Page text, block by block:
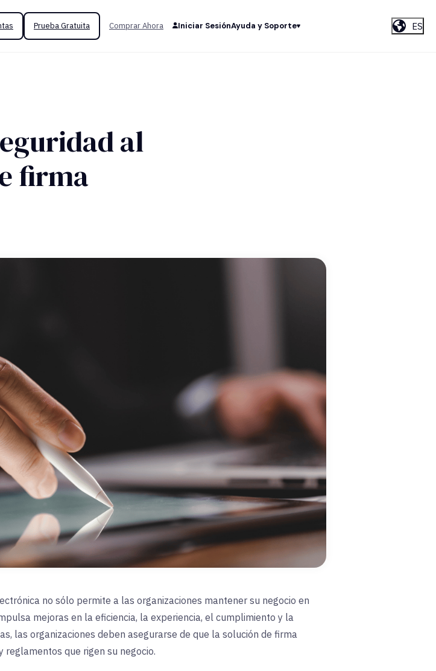
Prueba Gratuita Comprar Ahora Iniciar SesiónAyuda y Soporte ES
al
firma
no sólo permite a las organizaciones mantener su negocio en
mejoras en la eficiencia, la experiencia, el cumplimiento y la
las organizaciones deben asegurarse de que la solución de firma
que rigen su negocio.